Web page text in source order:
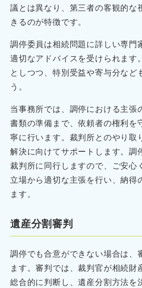
議とは異なり、第三者の客観的な
きるのが特徴です。
調停委員は相続問題に詳しい専門
適切なアドバイスを受けられます
としつつ、特別受益や寄与分など
う。
当事務所では、調停における主張
書類の準備まで、依頼者の権利を
寧に行います。裁判所とのやり取
解決に向けてサポートします。調
裁判所に同行しますので、ご安心
立場から適切な主張を行い、納得
ます。
遺産分割審判
調停でも合意ができない場合は、
ます。審判では、裁判官が相続財
総合的に判断し、遺産分割方法を